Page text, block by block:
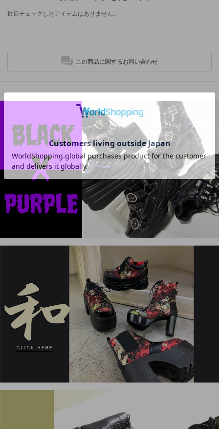
最近チェックしたアイテムはありません。
この商品に関するお問い合わせ